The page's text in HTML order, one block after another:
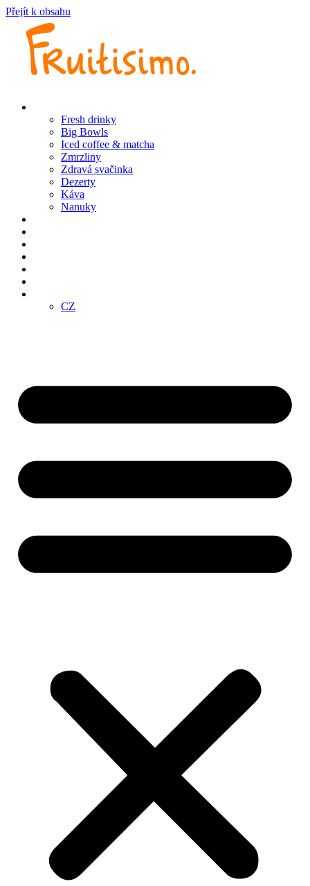
Přejít k obsahu
Fresh drinky
Big Bowls
Iced coffee & matcha
Zmrzliny
Zdravá svačinka
Dezerty
Káva
Nanuky
CZ